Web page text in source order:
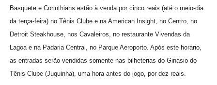
Basquete e Corinthians estão à venda por cinco reais (até o meio-dia
da terça-feira) no Tênis Clube e na American Insight, no Centro, no
Detroit Steakhouse, nos Cavaleiros, no restaurante Vivendas da
Lagoa e na Padaria Central, no Parque Aeroporto. Após este horário,
as entradas serão vendidas somente nas bilheterias do Ginásio do
Tênis Clube (Juquinha), uma hora antes do jogo, por dez reais.